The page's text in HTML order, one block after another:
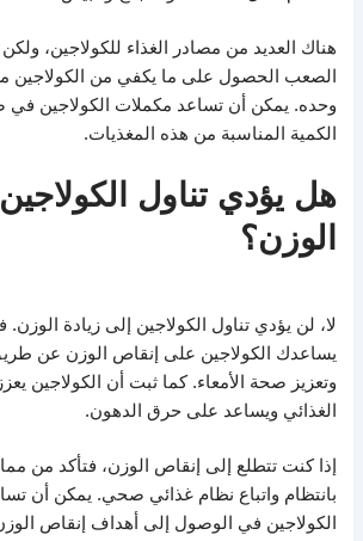
هناك العديد من مصادر الغذاء للكولاجين،
الصعب الحصول على ما يكفي من الكولاجين
وحده. يمكن أن تساعد مكملات الكولاجين
الكمية المناسبة من هذه المغذيات.
هل يؤدي تناول
الوزن؟
لا، لن يؤدي تناول الكولاجين إلى زيادة
يساعدك الكولاجين على إنقاص الوزن عن طريق
وتعزيز صحة الأمعاء. كما ثبت أن الكولاجين
الغذائي ويساعد على حرق الدهون.
إذا كنت تتطلع إلى إنقاص الوزن، فتأكد من
بانتظام واتباع نظام غذائي صحي. يمكن أن
الكولاجين في الوصول إلى أهداف إنقاص